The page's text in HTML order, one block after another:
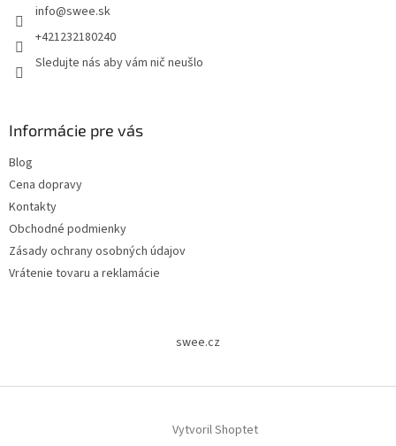
info@swee.sk
+421232180240
Sledujte nás aby vám nič neušlo
Informácie pre vás
Blog
Cena dopravy
Kontakty
Obchodné podmienky
Zásady ochrany osobných údajov
Vrátenie tovaru a reklamácie
swee.cz
Vytvoril Shoptet